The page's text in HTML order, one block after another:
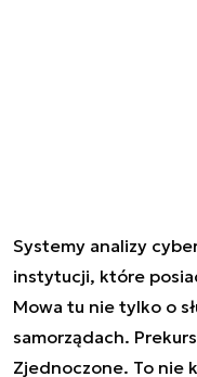
Systemy analizy
instytucji, które
Mowa tu nie tylko o
samorządach.
Zjednoczone. To nie